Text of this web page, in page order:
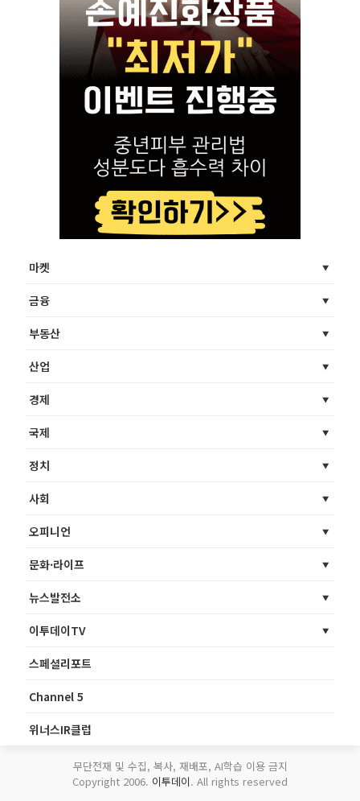
마켓
금융
부동산
산업
경제
국제
정치
사회
오피니언
문화·라이프
뉴스발전소
이투데이TV
스페셜리포트
Channel 5
위너스IR클럽
무단전재 및 수집, 복사, 재배포, AI학습 이용 금지
Copyright 2006. 이투데이. All rights reserved